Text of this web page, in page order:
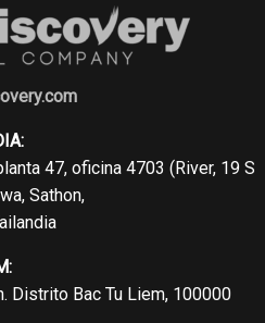
47, oficina 4703 (River, 19 S
Sathon,
Distrito Bac Tu Liem, 100000